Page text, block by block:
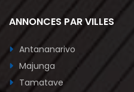
ANNONCES PAR VILLES
Antananarivo
Majunga
Tamatave